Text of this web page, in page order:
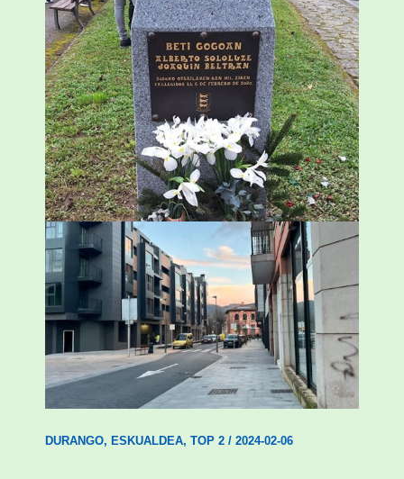
«Azkenengo 40 urteetan Zaldibar jo zuen
ingurumen-hondamendirik larriena»
ESKUALDEA,ZALDIBAR/2024-02-06
Udal etxebizitza tasatuei buruzko lehen
ordenantza izango du Durangok
DURANGO, ESKUALDEA, TOP 2/ 2024-02-06